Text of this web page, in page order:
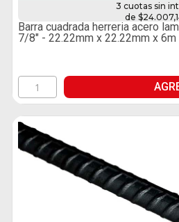
3 cuotas sin
de
Barra cuadrada herreria acero
7/8" - 22.22mm x 22.22mm x 6m